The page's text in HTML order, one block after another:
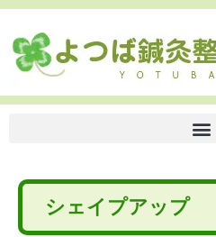
シェイプアップ